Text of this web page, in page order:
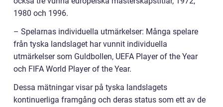
1980 och 1996.
– Spelarnas individuella utmärkelser: Många spelare
från tyska landslaget har vunnit individuella
utmärkelser som Guldbollen, UEFA Player of the Year
och FIFA World Player of the Year.
Dessa mätningar visar på tyska landslagets
kontinuerliga framgång och deras status som ett av de